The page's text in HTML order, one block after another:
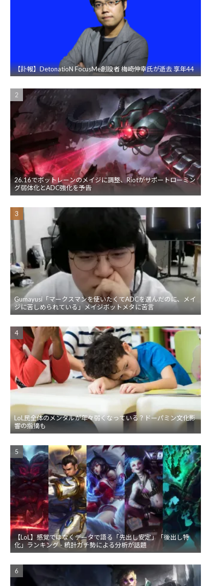
【訃報】DetonatioN FocusMe創設者 梅崎伸幸氏が逝去 享年44
26.16でボットレーンのメイジに調整、Riotがサポートローミン
グ弱体化とADC強化を予告
Gumayusi「マークスマンを使いたくてADCを選んだのに、メイ
ジに苦しめられている」メイジボットメタに苦言
LoL民全体のメンタルが年々弱くなっている？ドーパミン文化影
響の指摘も
【LoL】感覚ではなくデータで語る「先出し安定」「後出し特
化」ランキング - 統計ガチ勢による分析が話題